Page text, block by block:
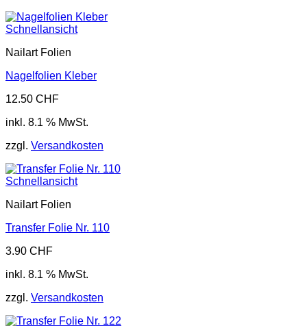
Schnellansicht
Nailart Folien
Nagelfolien Kleber
12.50 CHF
inkl. 8.1 % MwSt.
zzgl. Versandkosten
Schnellansicht
Nailart Folien
Transfer Folie Nr. 110
3.90 CHF
inkl. 8.1 % MwSt.
zzgl. Versandkosten